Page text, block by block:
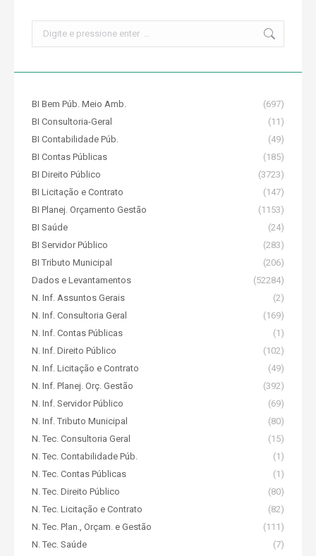
BI Bem Púb. Meio Amb.
(697)
BI Consultoria-Geral
(11)
BI Contabilidade Púb.
(49)
BI Contas Públicas
(185)
BI Direito Público
(3723)
BI Licitação e Contrato
(147)
BI Planej. Orçamento Gestão
(1153)
BI Saúde
(24)
BI Servidor Público
(283)
BI Tributo Municipal
(206)
Dados e Levantamentos
(52284)
N. Inf. Assuntos Gerais
(2)
N. Inf. Consultoria Geral
(169)
N. Inf. Contas Públicas
(1)
N. Inf. Direito Público
(102)
N. Inf. Licitação e Contrato
(49)
N. Inf. Planej. Orç. Gestão
(392)
N. Inf. Servidor Público
(69)
N. Inf. Tributo Municipal
(80)
N. Tec. Consultoria Geral
(15)
N. Tec. Contabilidade Púb.
(1)
N. Tec. Contas Públicas
(1)
N. Tec. Direito Público
(80)
N. Tec. Licitação e Contrato
(82)
N. Tec. Plan., Orçam. e Gestão
(111)
N. Tec. Saúde
(7)